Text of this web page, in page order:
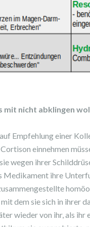
mit nicht abklingen
Empfehlung einer
einnehmen
wegen ihrer
Medikament ihre
dem sie sich in ihrer
wieder von ihr, als ihr